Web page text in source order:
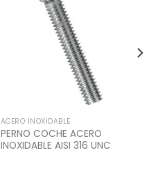
ACERO INOXIDABLE
PERNO COCHE ACERO
INOXIDABLE AISI 316 UNC